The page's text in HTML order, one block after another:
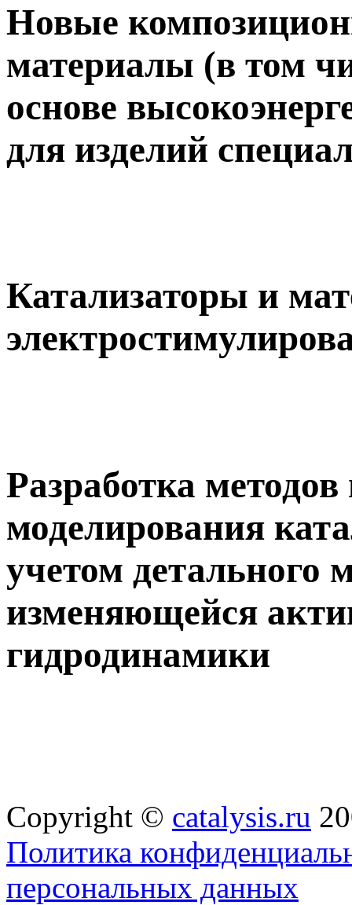
Новые
материалы (в том
основе
для изделий
Катализаторы и
Разработка
моделирования
учетом детального
изменяющейся
гидродинамики
Copyright © catalysis.ru
Политика
персональных данных